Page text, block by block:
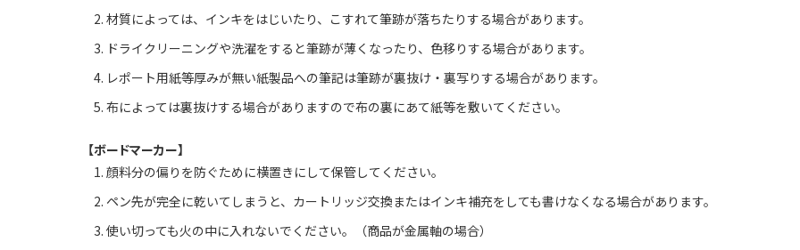
材質によっては、インキをはじいたり、こすれて筆跡が落ちたりする場合があります。
ドライクリーニングや洗濯をすると筆跡が薄くなったり、色移りする場合があります。
レポート用紙等厚みが無い紙製品への筆記は筆跡が裏抜け・裏写りする場合があります。
布によっては裏抜けする場合がありますので布の裏にあて紙等を敷いてください。
【ボードマーカー】
顔料分の偏りを防ぐために横置きにして保管してください。
ペン先が完全に乾いてしまうと、カートリッジ交換またはインキ補充をしても書けなくなる場合があります。
使い切っても火の中に入れないでください。（商品が金属軸の場合）